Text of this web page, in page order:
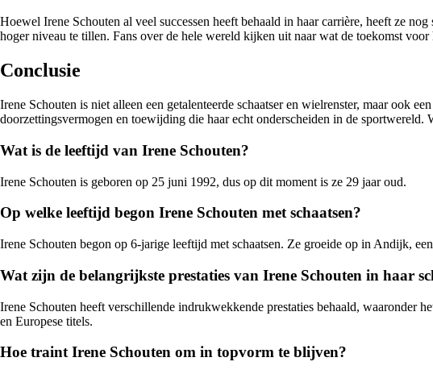
Hoewel Irene Schouten al veel successen heeft behaald in haar carrière, heeft ze
hoger niveau te tillen. Fans over de hele wereld kijken uit naar wat de toekomst voor
Conclusie
Irene Schouten is niet alleen een getalenteerde schaatser en wielrenster, maar ook
doorzettingsvermogen en toewijding die haar echt onderscheiden in de
Wat is de leeftijd van Irene Schouten?
Irene Schouten is geboren op 25 juni 1992, dus op dit moment is ze 29 jaar oud.
Op welke leeftijd begon Irene Schouten met schaatsen?
Irene Schouten begon op 6-jarige leeftijd met schaatsen. Ze groeide op in Andijk,
Wat zijn de belangrijkste prestaties van Irene Schouten in haar
Irene Schouten heeft verschillende indrukwekkende prestaties behaald, waaronder
en Europese titels.
Hoe traint Irene Schouten om in topvorm te blijven?